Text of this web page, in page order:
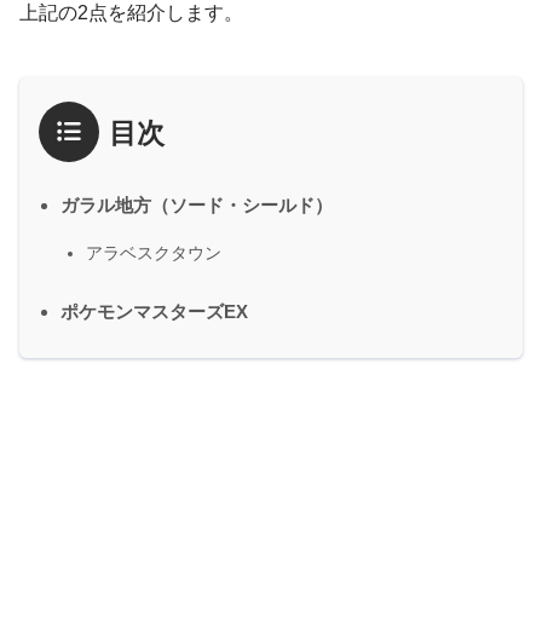
上記の2点を紹介します。
目次
ガラル地方（ソード・シールド）
アラベスクタウン
ポケモンマスターズEX